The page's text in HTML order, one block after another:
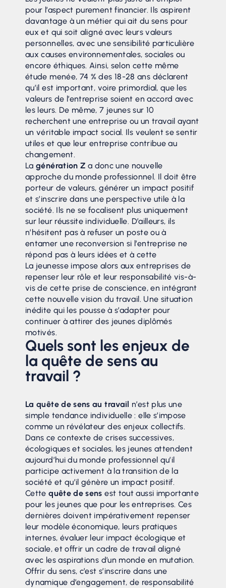
pour l’aspect purement financier. Ils aspirent
davantage à un métier qui ait du sens pour
eux et qui soit aligné avec leurs valeurs
personnelles, avec une sensibilité particulière
aux causes environnementales, sociales ou
encore éthiques. Ainsi, selon cette même
étude menée, 74 % des 18-28 ans déclarent
qu’il est important, voire primordial, que les
valeurs de l’entreprise soient en accord avec
les leurs. De même, 7 jeunes sur 10
recherchent une entreprise ou un travail ayant
un véritable impact social. Ils veulent se sentir
utiles et que leur entreprise contribue au
changement.
La génération Z a donc une nouvelle
approche du monde professionnel. Il doit être
porteur de valeurs, générer un impact positif
et s’inscrire dans une perspective utile à la
société. Ils ne se focalisent plus uniquement
sur leur réussite individuelle. D’ailleurs, ils
n’hésitent pas à refuser un poste ou à
entamer une reconversion si l’entreprise ne
répond pas à leurs idées et à cette
La jeunesse impose alors aux entreprises de
repenser leur rôle et leur responsabilité vis-à-
vis de cette prise de conscience, en intégrant
cette nouvelle vision du travail. Une situation
inédite qui les pousse à s’adapter pour
continuer à attirer des jeunes diplômés
motivés.
Quels sont les enjeux de
la quête de sens au
travail ?
La quête de sens au travail n’est plus une
simple tendance individuelle : elle s’impose
comme un révélateur des enjeux collectifs.
Dans ce contexte de crises successives,
écologiques et sociales, les jeunes attendent
aujourd’hui du monde professionnel qu’il
participe activement à la transition de la
société et qu’il génère un impact positif.
Cettequête de sens est tout aussi importante
pour les jeunes que pour les entreprises. Ces
dernières doivent impérativement repenser
leur modèle économique, leurs pratiques
internes, évaluer leur impact écologique et
sociale, et offrir un cadre de travail aligné
avec les aspirations d’un monde en mutation.
Offrir du sens, c’est s’inscrire dans une
dynamique d’engagement, de responsabilité